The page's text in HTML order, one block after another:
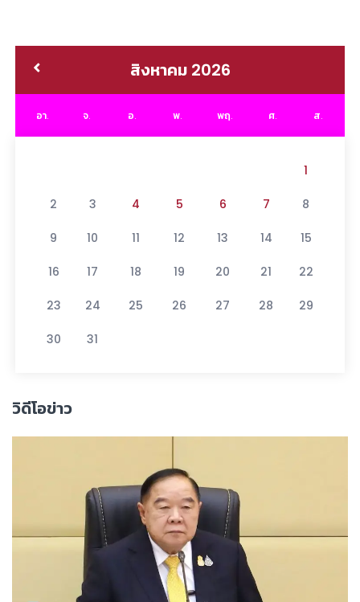
สิงหาคม 2026
อา. จ. อ. พ. พฤ. ศ. ส.
1
2 3 4 5 6 7 8
9 10 11 12 13 14 15
16 17 18 19 20 21 22
23 24 25 26 27 28 29
30 31
วิดีโอข่าว